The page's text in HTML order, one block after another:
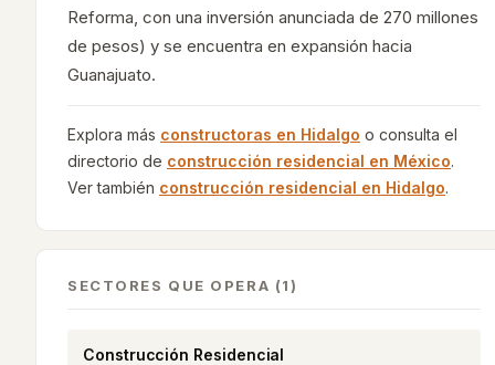
Reforma, con una inversión anunciada de 270 millones
de pesos) y se encuentra en expansión hacia
Guanajuato.
Explora más constructoras en Hidalgo o consulta el
directorio de construcción residencial en México.
Ver también construcción residencial en Hidalgo.
SECTORES QUE OPERA (1)
Construcción Residencial